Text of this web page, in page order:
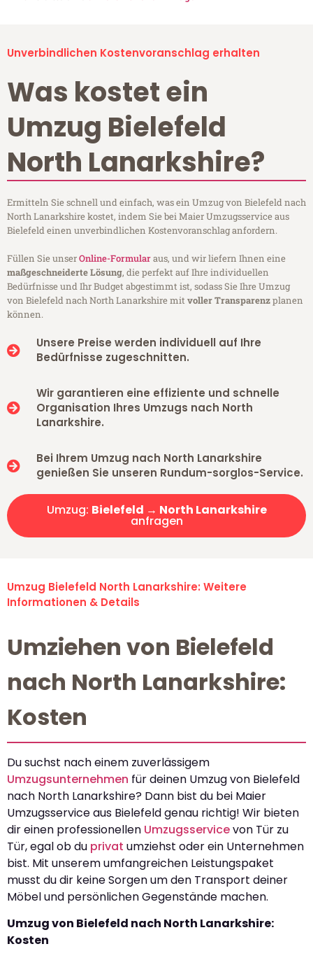
Unverbindlichen Kostenvoranschlag erhalten
Was kostet ein
Umzug Bielefeld
North Lanarkshire?
Ermitteln Sie schnell und einfach, was ein Umzug von Bielefeld nach
North Lanarkshire kostet, indem Sie bei Maier Umzugsservice aus
Bielefeld einen unverbindlichen Kostenvoranschlag anfordern.
Füllen Sie unserOnline-Formularaus, und wir liefern Ihnen eine
maßgeschneiderte Lösung, die perfekt auf Ihre individuellen
Bedürfnisse und Ihr Budget abgestimmt ist, sodass Sie Ihre Umzug
von Bielefeld nach North Lanarkshire mitvoller Transparenzplanen
können.
Unsere Preise werden individuell auf Ihre
Bedürfnisse zugeschnitten.
Wir garantieren eine effiziente und schnelle
Organisation Ihres Umzugs nach North
Lanarkshire.
Bei Ihrem Umzug nach North Lanarkshire
genießen Sie unseren Rundum-sorglos-Service.
Umzug: Bielefeld → North Lanarkshire
anfragen
Umzug Bielefeld North Lanarkshire: Weitere
Informationen & Details
Umziehen von Bielefeld
nach North Lanarkshire:
Kosten
Du suchst nach einem zuverlässigem
Umzugsunternehmen für deinen Umzug von Bielefeld
nach North Lanarkshire? Dann bist du bei Maier
Umzugsservice aus Bielefeld genau richtig! Wir bieten
dir einen professionellen Umzugsservicevon Tür zu
Tür, egal ob du privat umziehst oder ein Unternehmen
bist. Mit unserem umfangreichen Leistungspaket
musst du dir keine Sorgen um den Transport deiner
Möbel und persönlichen Gegenstände machen.
Umzug von Bielefeld nach North Lanarkshire:
Kosten